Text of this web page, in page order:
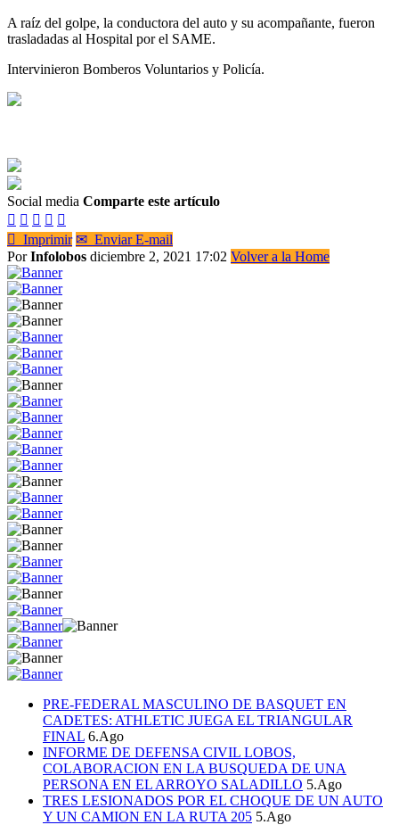
A raíz del golpe, la conductora del auto y su acompañante, fueron
trasladadas al Hospital por el SAME.
Intervinieron Bomberos Voluntarios y Policía.
Social media Comparte este artículo
    
 Imprimir ✉ Enviar E-mail
PorInfolobos diciembre 2, 2021 17:02 Volver a la Home
PRE-FEDERAL MASCULINO DE BASQUET EN
CADETES: ATHLETIC JUEGA EL TRIANGULAR
FINAL 6.Ago
INFORME DE DEFENSA CIVIL LOBOS,
COLABORACION EN LA BUSQUEDA DE UNA
PERSONA EN EL ARROYO SALADILLO 5.Ago
TRES LESIONADOS POR EL CHOQUE DE UN AUTO
Y UN CAMION EN LA RUTA 205 5.Ago